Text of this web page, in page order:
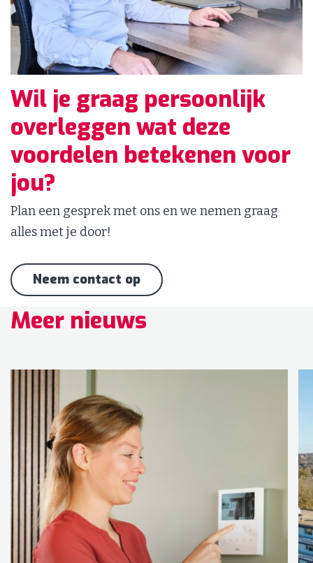
Wil je graag persoonlijk
overleggen wat deze
voordelen betekenen voor
jou?
Plan een gesprek met ons en we nemen graag
alles met je door!
Neem contact op
Meer nieuws